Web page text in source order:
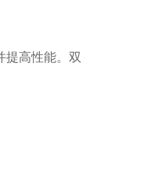
提高性能。双